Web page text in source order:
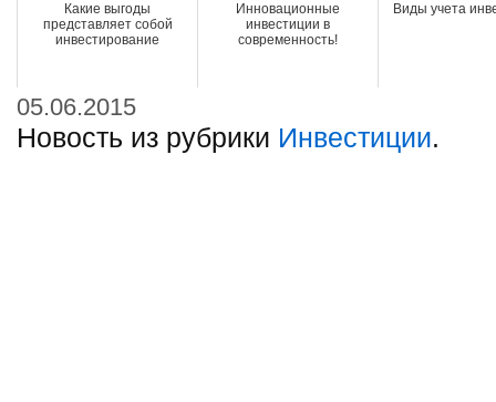
Какие выгоды
представляет собой
инвестирование
Инновационные
инвестиции в
современность!
Виды учета
05.06.2015
Новость из рубрики Инвестиции.